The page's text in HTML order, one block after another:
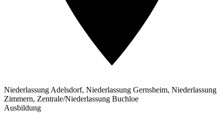
Niederlassung Adelsdorf, Niederlassung Gernsheim, Niederlassung
Zimmern, Zentrale/Niederlassung Buchloe
Ausbildung